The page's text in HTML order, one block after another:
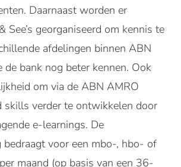
Daarnaast worden er
See’s georganiseerd om kennis te
afdelingen binnen ABN
de bank nog beter kennen. Ook
om via de ABN AMRO
skills verder te ontwikkelen door
e-learnings. De
bedraagt voor een mbo-, hbo- of
maand (op basis van een 36-